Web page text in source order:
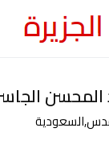
السعودية